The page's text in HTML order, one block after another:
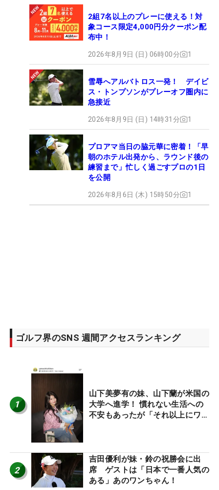
2組7名以上のプレーに使える！対
象コース限定4,000円分クーポン配
布中！
2026年8月9日 (日) 06時00分 1
雪辱へアルバトロス一発！ デイビ
ス・トンプソンがプレーオフ圏内に
急接近
2026年8月9日 (日) 14時31分 1
プロアマ当日の脇元華に密着！「早
朝のホテル出発から、ラウンド後の
練習まで」忙しく過ごすプロの1日
を公開
2026年8月6日 (木) 15時50分 1
ゴルフ界のSNS 週間アクセスランキング
1
山下美夢有の妹、山下蘭が米国の
大学へ進学！ 慣れない生活への
不安もあったが「それ以上にワク
2
吉田優利が妹・鈴の祝勝会に出
席 ゲストは「日本で一番人気の
ある」あのワンちゃん！